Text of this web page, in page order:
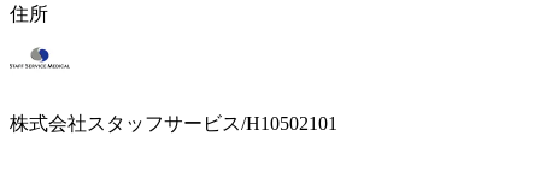
住所
株式会社スタッフサービス/H10502101